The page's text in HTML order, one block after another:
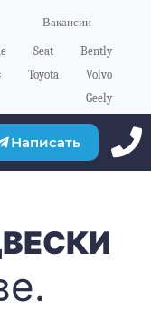
Вакансии
Seat
Bently
Toyota
Volvo
Geely
Написать